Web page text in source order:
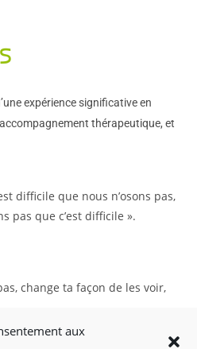
aux
expérience significative en
thérapeutique, et
difficile que nous n’osons pas,
pas que c’est difficile ».
change ta façon de les voir,